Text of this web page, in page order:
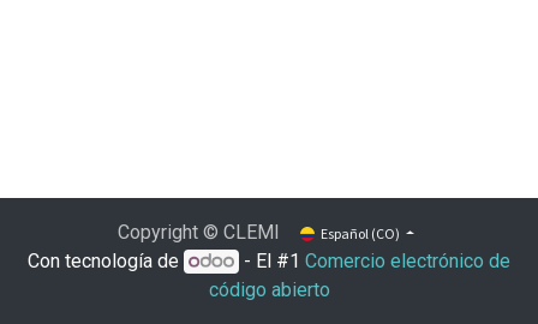
Copyright © CLEMI Español (CO)
Con tecnología de - El #1Comercio electrónico de
código abierto